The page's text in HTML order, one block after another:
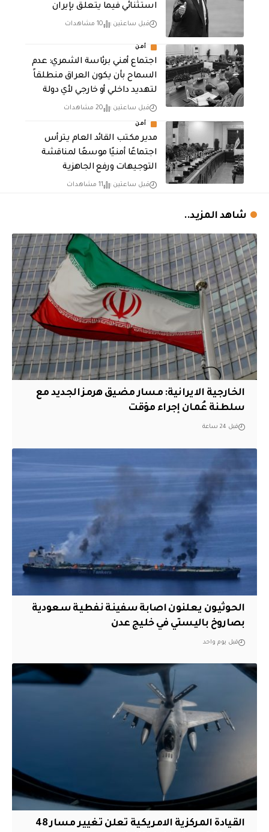
استثنائي فيما يتعلق بإيران
قبل ساعتين 10 مشاهدات
أمن
اجتماع أمني برئاسة الشمري: عدم
السماح بأن يكون العراق منطلقاً
لتهديد داخلي أو خارجي لأي دولة
قبل ساعتين 20 مشاهدات
أمن
مدير مكتب القائد العام يترأس
اجتماعًا أمنيًا موسعًا لمناقشة
التوجيهات ورفع الجاهزية
قبل ساعتين 11 مشاهدات
شاهد المزيد..
الخارجية الايرانية: مسار مضيق هرمز الجديد مع
سلطنة عُمان إجراء مؤقت
قبل 24 ساعة
الحوثيون يعلنون اصابة سفينة نفطية سعودية
بصاروخ باليستي في خليج عدن
قبل يوم واحد
القيادة المركزية الامريكية تعلن تغيير مسار 48